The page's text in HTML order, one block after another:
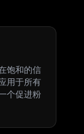
饱和的信
用于所有
个促进粉